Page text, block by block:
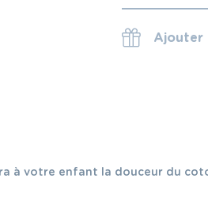
Ajouter
à votre enfant la douceur du